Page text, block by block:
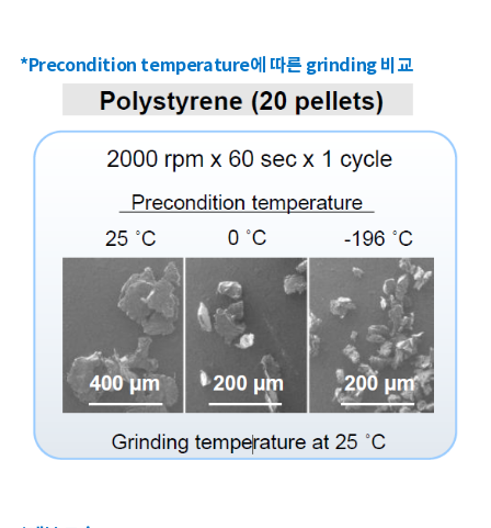
*Precondition temperature에 따른 grinding비교